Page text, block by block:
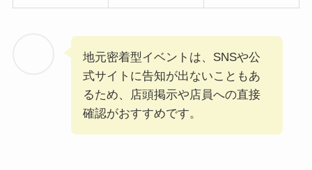
地元密着型イベントは、SNSや公
式サイトに告知が出ないこともあ
るため、店頭掲示や店員への直接
確認がおすすめです。